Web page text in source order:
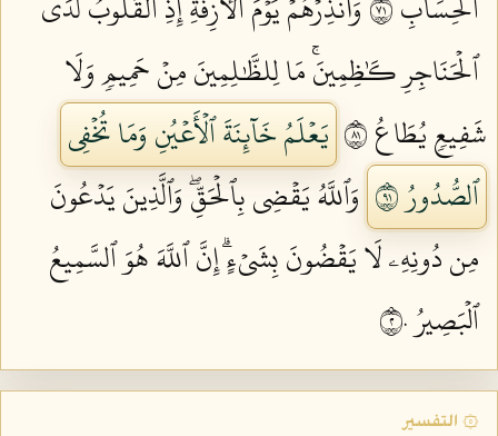
ٱلۡحَنَاجِرِ كَٰظِمِينَۚ مَا لِلظَّٰلِمِينَ مِنۡ حَمِيمٖ وَلَا
شَفِيعٖ يُطَاعُ ١٨
يَعۡلَمُ خَآئِنَةَ ٱلۡأَعۡيُنِ وَمَا تُخۡفِي
ٱلصُّدُورُ ١٩
وَٱللَّهُ يَقۡضِي بِٱلۡحَقِّۖ وَٱلَّذِينَ يَدۡعُونَ
مِن دُونِهِۦ لَا يَقۡضُونَ بِشَيۡءٍۗ إِنَّ ٱللَّهَ هُوَ ٱلسَّمِيعُ
ٱلۡبَصِيرُ ٢٠
۞ التفسير